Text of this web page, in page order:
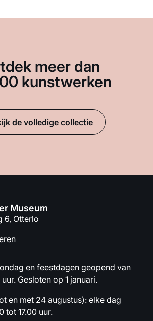
meer dan
kunstwerken
de volledige collectie
Museum
6, Otterlo
en feestdagen geopend van
Gesloten op 1 januari.
en met 24 augustus): elke dag
tot 17.00 uur.